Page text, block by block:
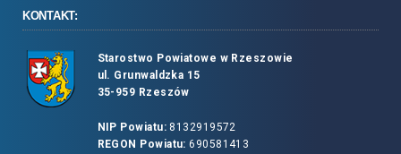
KONTAKT:
Starostwo Powiatowe w Rzeszowie
ul. Grunwaldzka 15
35-959 Rzeszów
NIP Powiatu:8132919572
REGON Powiatu: 690581413